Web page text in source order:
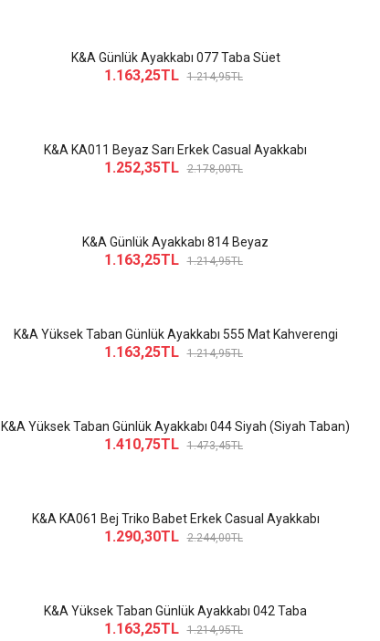
K&A Günlük Ayakkabı 077 Taba Süet
1.163,25TL 1.214,95TL
K&A KA011 Beyaz Sarı Erkek Casual Ayakkabı
1.252,35TL 2.178,00TL
K&A Günlük Ayakkabı 814 Beyaz
1.163,25TL 1.214,95TL
K&A Yüksek Taban Günlük Ayakkabı 555 Mat Kahverengi
1.163,25TL 1.214,95TL
K&A Yüksek Taban Günlük Ayakkabı 044 Siyah (Siyah Taban)
1.410,75TL 1.473,45TL
K&A KA061 Bej Triko Babet Erkek Casual Ayakkabı
1.290,30TL 2.244,00TL
K&A Yüksek Taban Günlük Ayakkabı 042 Taba
1.163,25TL 1.214,95TL